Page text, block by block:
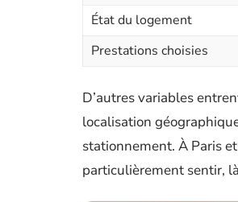
État du logement
Prestations choisies
D’autres variables
localisation
stationnement. À Paris
particulièrement sentir,